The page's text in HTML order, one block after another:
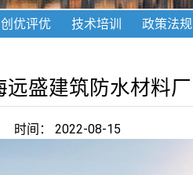
创优评优 技术培训 政策法规
远盛建筑防水材料厂
时间： 2022-08-15